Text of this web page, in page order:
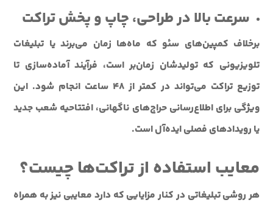
سرعت بالا در طراحی، چاپ و پخش تراکت
برخلاف کمپین‌های سئو که ماه‌ها زمان می‌برند یا تبلیغات
تلویزیونی که تولیدشان زمان‌بر است، فرآیند آماده‌سازی تا
توزیع تراکت می‌تواند در کمتر از ۴۸ ساعت انجام شود. این
ویژگی برای اطلاع‌رسانی حراج‌های ناگهانی، افتتاحیه شعب جدید
یا رویدادهای فصلی ایده‌آل است.
معایب استفاده از تراکت‌ها چیست؟
هر روشی تبلیغاتی در کنار مزایایی که دارد معایبی نیز به همراه